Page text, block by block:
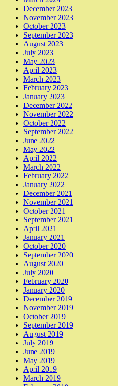
December 2023
November 2023
October 2023
September 2023
August 2023
July 2023
May 2023
April 2023
March 2023
February 2023
January 2023
December 2022
November 2022
October 2022
September 2022
June 2022
May 2022
April 2022
March 2022
February 2022
January 2022
December 2021
November 2021
October 2021
September 2021
April 2021
January 2021
October 2020
September 2020
August 2020
July 2020
February 2020
January 2020
December 2019
November 2019
October 2019
September 2019
August 2019
July 2019
June 2019
May 2019
April 2019
March 2019